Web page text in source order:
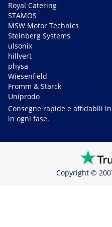
Royal Catering
STAMOS
MSW Motor Technics
Steinberg Systems
ulsonix
hillvert
physa
Wiesenfield
Fromm & Starck
Uniprodo
Consegne rapide e affidabili
in ogni fase.
Copyright ©